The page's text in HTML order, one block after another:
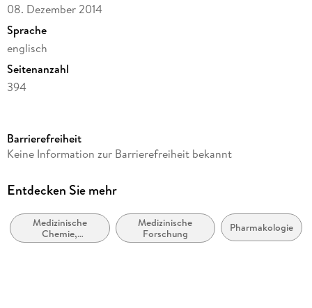
08. Dezember 2014
Sprache
englisch
Seitenanzahl
394
Reihe
Herausgegeben von
Verlag/Hersteller
Springer Berlin Heidelberg
Barrierefreiheit
Keine Information zur Barrierefreiheit bekannt
Entdecken Sie mehr
Medizinische
Chemie,
Pharmazeutische
Medizinische
Forschung
Pharmakologie